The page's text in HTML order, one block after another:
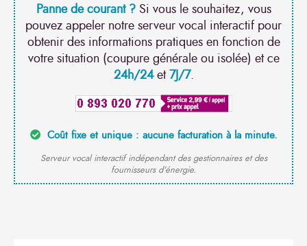
Panne de courant ?Si vous le souhaitez, vous
pouvez appeler notre serveur vocal interactif pour
obtenir des informations pratiques en fonction de
votre situation (coupure générale ou isolée) et ce
24h/24et7J/7.
Coût fixe et unique : aucune facturation à la minute.
Serveur vocal interactif indépendant des gestionnaires et des
fournisseurs d'énergie.